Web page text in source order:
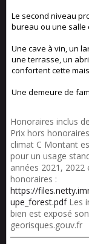
Le second niveau
bureau ou une salle
Une cave à vin, un
une terrasse, un
confortent cette
Une demeure de
Honoraires inclus
Prix hors
climat C Montant
pour un usage
années 2021,
honoraires :
https://
upe_forest.pdfLes
bien est exposé
georisques.gouv.fr